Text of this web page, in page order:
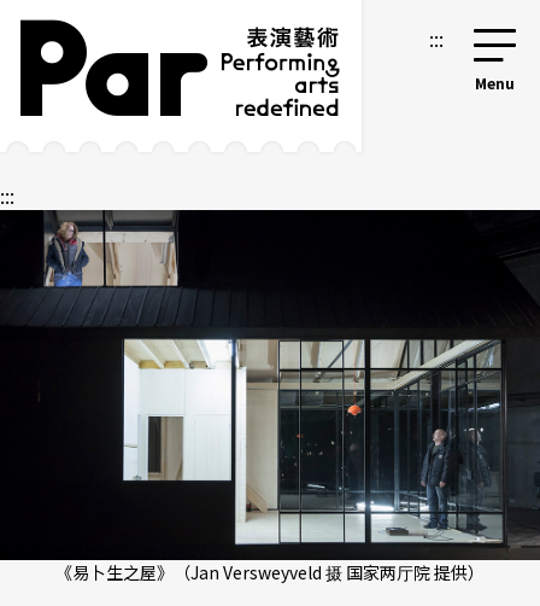
跳到主要内容区块
网站导览 :::
:::
《易卜生之屋》（Jan Versweyveld 摄 国家两厅院 提供）